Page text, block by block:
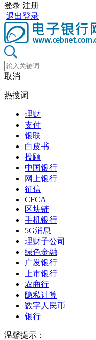
登录 注册
退出登录
取消
热搜词
理财
支付
银联
白皮书
投顾
中国银行
网上银行
征信
CFCA
区块链
手机银行
5G消息
理财子公司
绿色金融
广发银行
上市银行
农商行
隐私计算
数字人民币
银行
温馨提示：